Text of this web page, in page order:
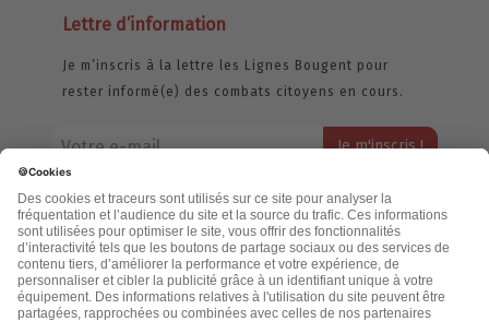
Lettre d’information
Je m’inscris à la lettre les Lignes Bougent pour
rester informé(e) des combats citoyens en cours.
jamais échangée. Pour consulter notre politique de confidentialité,
cliquez ici.
Accueil